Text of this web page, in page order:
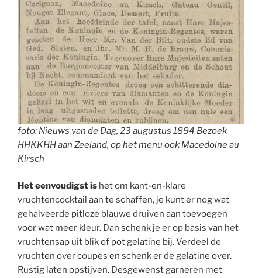
foto: Nieuws van de Dag, 23 augustus 1894 Bezoek
HHKKHH aan Zeeland, op het menu ook Macedoine au
Kirsch
Het eenvoudigst is het om kant-en-klare
vruchtencocktail aan te schaffen, je kunt er nog wat
gehalveerde pitloze blauwe druiven aan toevoegen
voor wat meer kleur. Dan schenk je er op basis van het
vruchtensap uit blik of pot gelatine bij. Verdeel de
vruchten over coupes en schenk er de gelatine over.
Rustig laten opstijven. Desgewenst garneren met